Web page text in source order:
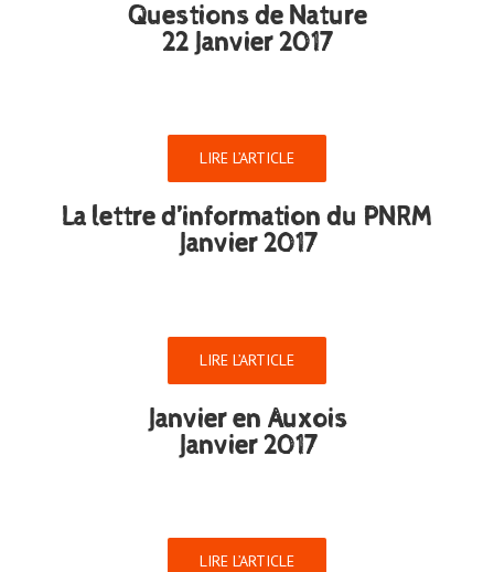
Questions de Nature
22 Janvier 2017
LIRE L’ARTICLE
La lettre d’information du PNRM
Janvier 2017
LIRE L’ARTICLE
Janvier en Auxois
Janvier 2017
LIRE L’ARTICLE